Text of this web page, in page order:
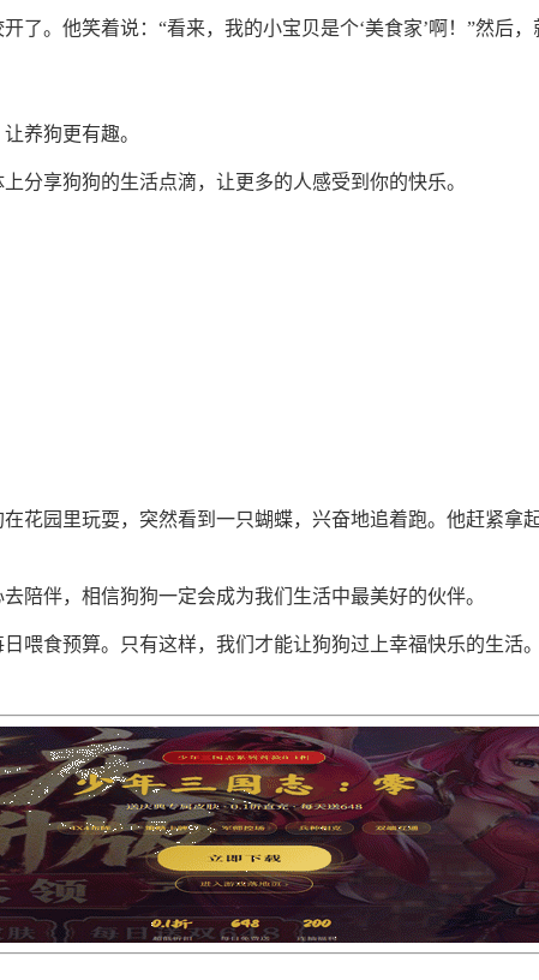
。他笑着说：“看来，我的小宝贝是个‘美食家’啊！”然后，
养狗更有趣。
分享狗狗的生活点滴，让更多的人感受到你的快乐。
花园里玩耍，突然看到一只蝴蝶，兴奋地追着跑。他赶紧拿
陪伴，相信狗狗一定会成为我们生活中最美好的伙伴。
喂食预算。只有这样，我们才能让狗狗过上幸福快乐的生活。